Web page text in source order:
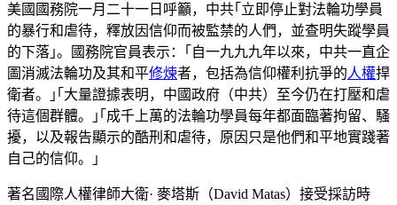
美國國務院一月二十一日呼籲，中共｢立即停止對法輪功學員
的暴行和虐待，釋放因信仰而被監禁的人們，並查明失蹤學員
的下落｣。國務院官員表示：｢自一九九九年以來，中共一直企
圖消滅法輪功及其和平修煉者，包括為信仰權利抗爭的人權捍
衛者。｣｢大量證據表明，中國政府（中共）至今仍在打壓和虐
待這個群體。｣｢成千上萬的法輪功學員每年都面臨著拘留、騷
擾，以及報告顯示的酷刑和虐待，原因只是他們和平地實踐著
自己的信仰。｣
著名國際人權律師大衛· 麥塔斯（David Matas）接受採訪時